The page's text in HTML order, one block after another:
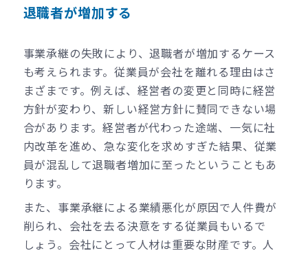
退職者が増加する
事業承継の失敗により、退職者が増加するケース
も考えられます。従業員が会社を離れる理由はさ
まざまです。例えば、経営者の変更と同時に経営
方針が変わり、新しい経営方針に賛同できない場
合があります。経営者が代わった途端、一気に社
内改革を進め、急な変化を求めすぎた結果、従業
員が混乱して退職者増加に至ったということもあ
ります。
また、事業承継による業績悪化が原因で人件費が
削られ、会社を去る決意をする従業員もいるで
しょう。会社にとって人材は重要な財産です。人